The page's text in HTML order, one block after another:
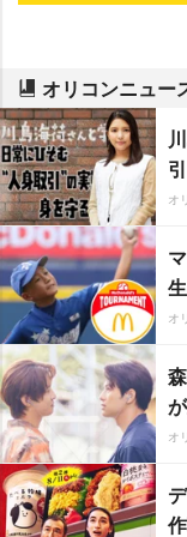
オリコンニュー
オ
オ
オ